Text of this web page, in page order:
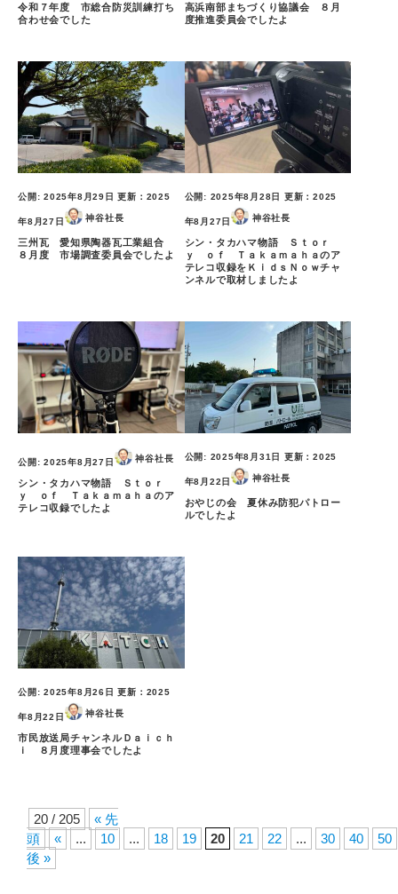
令和７年度 市総合防災訓練打ち
合わせ会でした
高浜南部まちづくり協議会 ８月
度推進委員会でしたよ
公開: 2025年8月29日 更新： 2025
年8月27日 神谷社長
三州瓦 愛知県陶器瓦工業組合
８月度 市場調査委員会でしたよ
公開: 2025年8月28日 更新：2025
年8月27日 神谷社長
シン・タカハマ物語 Ｓｔｏｒ
ｙ ｏｆ Ｔａｋａｍａｈａのア
テレコ収録をＫｉｄｓＮｏｗチャ
ンネルで取材しましたよ
公開: 2025年8月27日 神谷社長
シン・タカハマ物語 Ｓｔｏｒ
ｙ ｏｆ Ｔａｋａｍａｈａのア
テレコ収録でしたよ
公開: 2025年8月31日 更新：2025
年8月22日 神谷社長
おやじの会 夏休み防犯パトロー
ルでしたよ
公開: 2025年8月26日 更新： 2025
年8月22日 神谷社長
市民放送局チャンネルＤａｉｃｈ
ｉ ８月度理事会でしたよ
20 / 205
« 先
頭
« ... 10 ... 18 19 20 21 22 ... 30 40
50
後 »